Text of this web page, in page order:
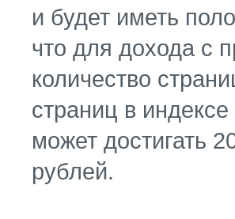
и будет иметь
что для дохода с
количество
страниц в
может достигать
рублей.